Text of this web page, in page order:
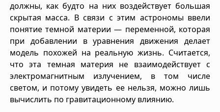
должны, как будто на них воздействует большая
скрытая масса. В связи с этим астрономы ввели
понятие темной материи — переменной, которая
при добавлении в уравнения движения делает
модель похожей на реальную жизнь. Считается,
что эта темная материя не взаимодействует с
электромагнитным излучением, в том числе
светом, и потому увидеть ее нельзя, можно лишь
вычислить по гравитационному влиянию.